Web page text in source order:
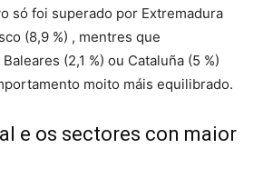
só foi superado por Extremadura
(8,9 %) , mentres que
(2,1 %) ou Cataluña (5 %)
moito máis equilibrado.
e os sectores con maior